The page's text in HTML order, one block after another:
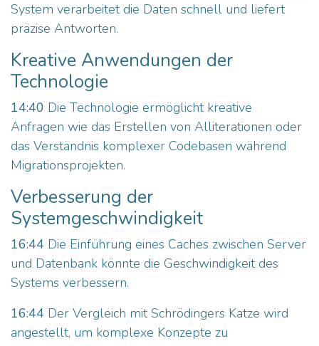
System verarbeitet die Daten schnell und liefert
präzise Antworten.
Kreative Anwendungen der
Technologie
14:40 Die Technologie ermöglicht kreative
Anfragen wie das Erstellen von Alliterationen oder
das Verständnis komplexer Codebasen während
Migrationsprojekten.
Verbesserung der
Systemgeschwindigkeit
16:44 Die Einführung eines Caches zwischen Server
und Datenbank könnte die Geschwindigkeit des
Systems verbessern.
16:44 Der Vergleich mit Schrödingers Katze wird
angestellt, um komplexe Konzepte zu